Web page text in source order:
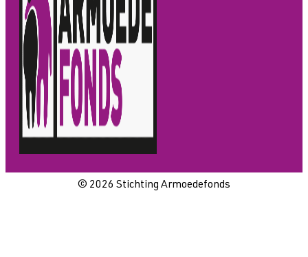
© 2026 Stichting Armoedefonds